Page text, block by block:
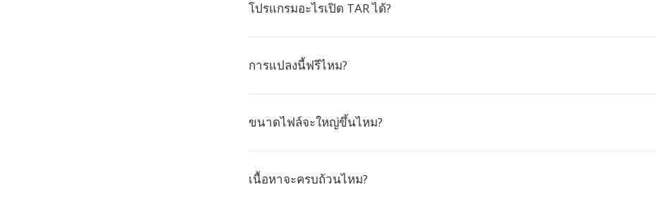
โปรแกรมอะไรเปิด TAR ได้?
การแปลงนี้ฟรีไหม?
ขนาดไฟล์จะใหญ่ขึ้นไหม?
เนื้อหาจะครบถ้วนไหม?